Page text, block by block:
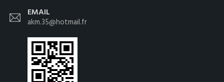
EMAIL
akm.35@hotmail.fr